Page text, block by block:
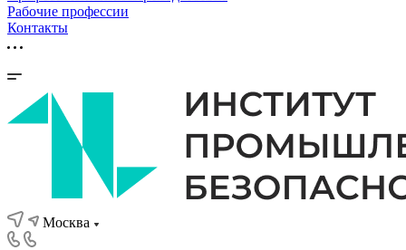
Рабочие профессии
Контакты
Москва